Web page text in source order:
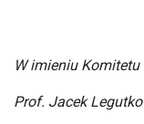
W imieniu
Prof. Jacek Legutko